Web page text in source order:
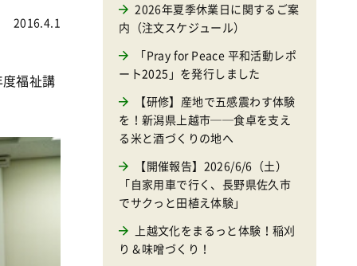
2016.4.1
福祉講
2026年夏季休業日に関するご案
内（注文スケジュール）
「Pray for Peace 平和活動レポ
ート2025」を発行しました
【研修】産地で五感震わす体験
を！新潟県上越市──食卓を支え
る米と酒づくりの地へ
【開催報告】2026/6/6（土）
「自家用車で行く、長野県佐久市
でサクっと田植え体験」
上越文化をまるっと体験！稲刈
り＆味噌づくり！